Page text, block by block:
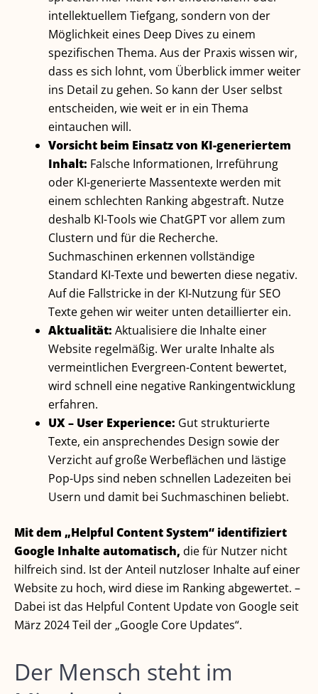
intellektuellem Tiefgang, sondern von der
Möglichkeit eines Deep Dives zu einem
spezifischen Thema. Aus der Praxis wissen wir,
dass es sich lohnt, vom Überblick immer weiter
ins Detail zu gehen. So kann der User selbst
entscheiden, wie weit er in ein Thema
eintauchen will.
Vorsicht beim Einsatz von KI-generiertem
Inhalt: Falsche Informationen, Irreführung
oder KI-generierte Massentexte werden mit
einem schlechten Ranking abgestraft. Nutze
deshalb KI-Tools wie ChatGPT vor allem zum
Clustern und für die Recherche.
Suchmaschinen erkennen vollständige
Standard KI-Texte und bewerten diese negativ.
Auf die Fallstricke in der KI-Nutzung für SEO
Texte gehen wir weiter unten detaillierter ein.
Aktualität: Aktualisiere die Inhalte einer
Website regelmäßig. Wer uralte Inhalte als
vermeintlichen Evergreen-Content bewertet,
wird schnell eine negative Rankingentwicklung
erfahren.
UX – User Experience: Gut strukturierte
Texte, ein ansprechendes Design sowie der
Verzicht auf große Werbeflächen und lästige
Pop-Ups sind neben schnellen Ladezeiten bei
Usern und damit bei Suchmaschinen beliebt.
Mit dem „Helpful Content System“ identifiziert
Google Inhalte automatisch, die für Nutzer nicht
hilfreich sind. Ist der Anteil nutzloser Inhalte auf einer
Website zu hoch, wird diese im Ranking abgewertet. –
Dabei ist das Helpful Content Update von Google seit
März 2024 Teil der „Google Core Updates“.
Der Mensch steht im